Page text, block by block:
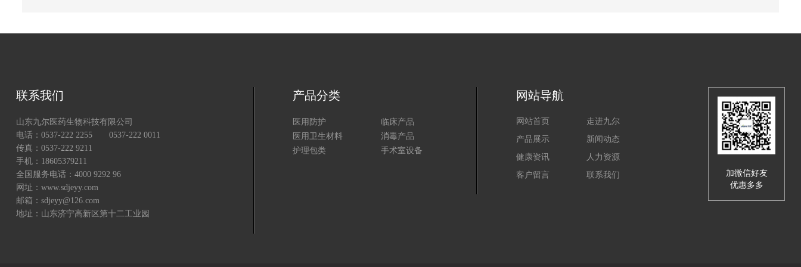
联系我们
山东九尔医药生物科技有限公司
电话：0537-222 2255 0537-222 0011
传真：0537-222 9211
手机：18605379211
全国服务电话：4000 9292 96
网址：www.sdjeyy.com
邮箱：sdjeyy@126.com
地址：山东济宁高新区第十二工业园
产品分类
医用防护
临床产品
医用卫生材料
消毒产品
护理包类
手术室设备
网站导航
网站首页
走进九尔
产品展示
新闻动态
健康资讯
人力资源
客户留言
联系我们
加微信好友
优惠多多